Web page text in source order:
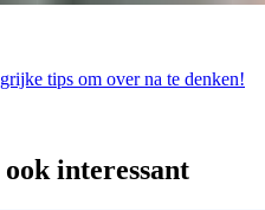
tips om over na te denken!
interessant